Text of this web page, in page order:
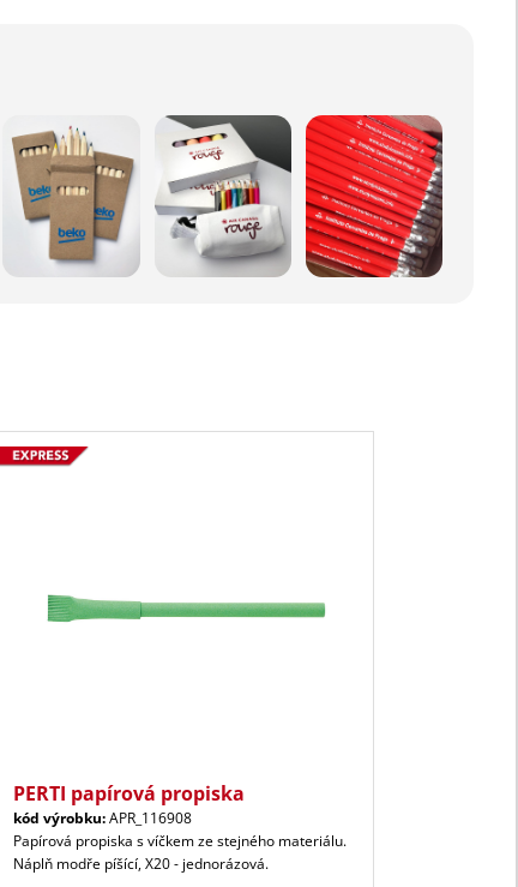
PERTI papírová propiska
kód výrobku:APR_116908
Papírová propiska s víčkem ze stejného materiálu.
Náplň modře píšící, X20 - jednorázová.